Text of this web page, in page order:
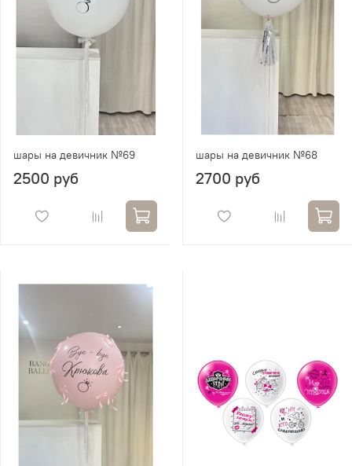
шары на девичник №69
2500 руб
шары на девичник №68
2700 руб